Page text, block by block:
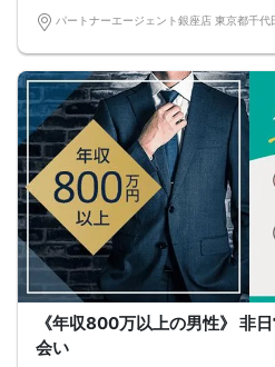
・婚活パーティー開始
・1対1の自己紹介タイム(約6～12分)
プロフィールカードを使用してお話ください。
気になる方にはアプローチカードを利用して連
※トークタイムは1回のみです。
↓
・第一印象カード回収・返却
※お話しやすかった方のチェックはトークタイ
↓
・リクエストカード記入
カップルを決める、最終投票カードです。
第一希望～第三希望までご記入頂けます。
↓
・カップリング
カップルになられた方は、パーティー終了後
お二人でのお時間をお過ごしくださいませ。
※参加人数や会場の都合により、やむを得ず開
す。
その際は開始時刻の3時間前後にご連絡致します
《年収800万以上の男性》 非
会い